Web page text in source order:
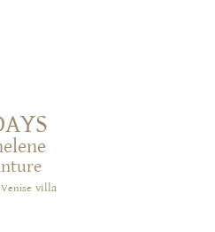
Venise villa